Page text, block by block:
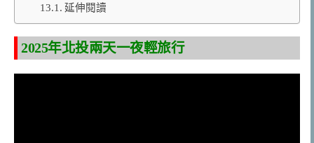
延伸閱讀
2025年北投兩天一夜輕旅行